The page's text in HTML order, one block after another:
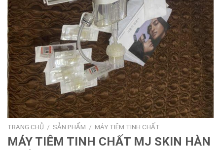
TRANG CHỦ / SẢN PHẨM / MÁY TIÊM TINH CHẤT
MÁY TIÊM TINH CHẤT MJ SKIN HÀN